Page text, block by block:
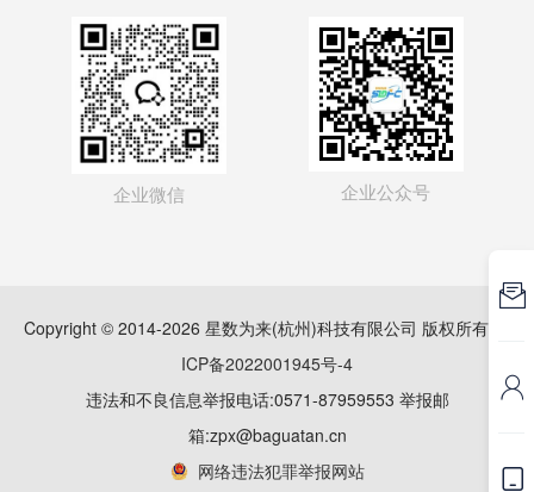
企业微信 企业公众号
Copyright © 2014-2026 星数为来(杭州)科技有限公司 版权所有
ICP备2022001945号-4
违法和不良信息举报电话:0571-87959553 举报邮
箱:zpx@baguatan.cn
网络违法犯罪举报网站


